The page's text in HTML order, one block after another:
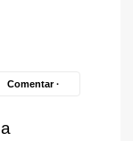
Comentar ·